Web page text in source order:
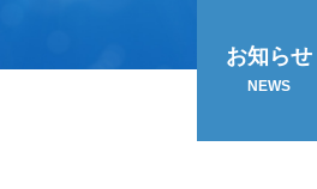
お知らせ
NEWS